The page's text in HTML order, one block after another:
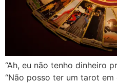
“Ah, eu não tenho dinheiro
“Não posso ter um tarot